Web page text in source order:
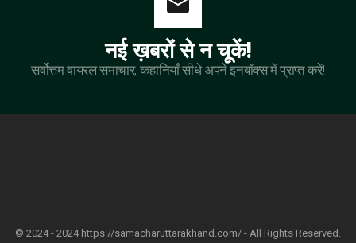
नई ख़बरों से न चूकें!
सर्वोत्तम वायरल समाचार, कहानियाँ सीधे अपने इनबॉक्स में प्राप्त करें!
© 2024 - 2024 https://samacharuttarakhand.com/ - All Rights Reserved.